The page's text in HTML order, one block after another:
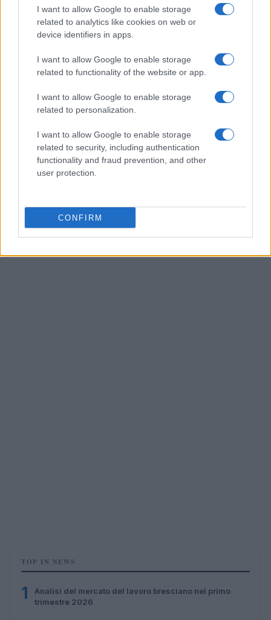
I want to allow Google to enable storage
related to analytics like cookies on web or
device identifiers in apps.
I want to allow Google to enable storage
related to functionality of the website or app.
I want to allow Google to enable storage
related to personalization.
I want to allow Google to enable storage
related to security, including authentication
functionality and fraud prevention, and other
user protection.
CONFIRM
Champagne, importanti risultati ottenuti dal
Comité Champagne nella difesa della
denominazione
(Adnkronos) – Gli uffici delegati alla difesa della
denominazione Champagne hanno messo a segno importanti
staff · 26 Lug 2023
← 1 … 3.8623.8633.864 … 3.867 →
TOP IN NEWS
1
Analisi del mercato del lavoro bresciano nel primo
trimestre 2026